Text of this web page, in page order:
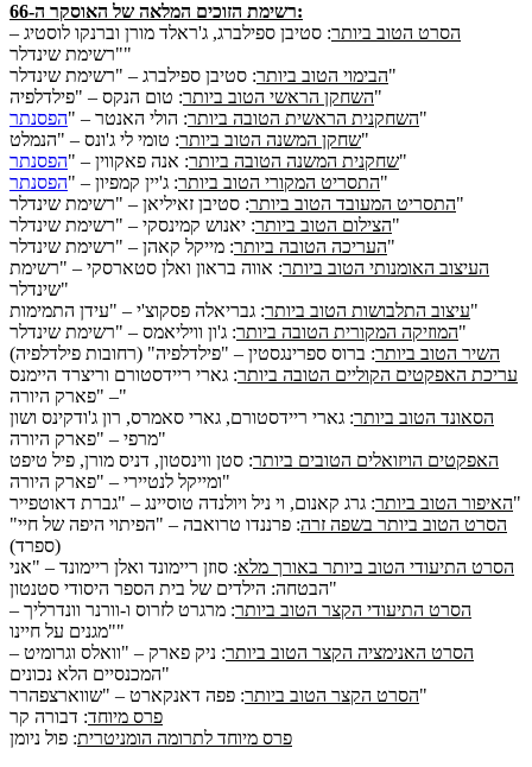
רשימת הזוכים המלאה של האוסקר ה-66:
הסרט הטוב ביותר: סטיבן ספילברג, ג'ראלד מורן וברנקו לוסטיג –
"רשימת שינדלר"
הבימוי הטוב ביותר: סטיבן ספילברג – "רשימת שינדלר"
השחקן הראשי הטוב ביותר: טום הנקס – "פילדלפיה"
השחקנית הראשית הטובה ביותר: הולי האנטר – "הפסנתר
"
שחקן המשנה הטוב ביותר: טומי לי ג'ונס – "הנמלט"
שחקנית המשנה הטובה ביותר: אנה פאקווין – "הפסנתר
"
התסריט המקורי הטוב ביותר: ג'יין קמפיון – "הפסנתר
"
התסריט המעובד הטוב ביותר: סטיבן זאיליאן – "רשימת שינדלר"
הצילום הטוב ביותר: יאנוש קמינסקי – "רשימת שינדלר"
העריכה הטובה ביותר: מייקל קאהן – "רשימת שינדלר"
העיצוב האומנותי הטוב ביותר: אווה בראון ואלן סטארסקי – "רשימת
שינדלר"
עיצוב התלבושות הטוב ביותר: גבריאלה פסקוצ'י – "עידן התמימות"
המוזיקה המקורית הטובה ביותר: ג'ון וויליאמס – "רשימת שינדלר"
השיר הטוב ביותר: ברוס ספרינגסטין – "פילדלפיה" (רחובות פילדלפיה)
עריכת האפקטים הקוליים הטובה ביותר: גארי ריידסטורם וריצרד היימנס
– "פארק היורה"
הסאונד הטוב ביותר: גארי ריידסטורם, גארי סאמרס, רון ג'ודקינס ושון
מרפי – "פארק היורה"
האפקטים הויזואלים הטובים ביותר: סטן ווינסטון, דניס מורן, פיל טיפט
ומייקל לנטיירי – "פארק היורה"
האיפור הטוב ביותר: גרג קאנום, וי ניל ויולנדה טוסיינג – "גברת דאוטפייר"
הסרט הטוב ביותר בשפה זרה: פרננדו טרואבה – "הפיתוי היפה של חיי"
(ספרד)
הסרט התיעודי הטוב ביותר באורך מלא: סוזן ריימונד ואלן ריימונד – "אני
הבטחה: הילדים של בית הספר היסודי סטנטון"
הסרט התיעודי הקצר הטוב ביותר: מרגרט לזרוס ו-וורנר וונדרליך –
"מגנים על חיינו"
הסרט האנימציה הקצר הטוב ביותר: ניק פארק – "וואלס וגרומיט –
המכנסיים הלא נכונים"
הסרט הקצר הטוב ביותר: פפה דאנקארט – "שווארצפהרר"
פרס מיוחד: דבורה קר
פרס מיוחד לתרומה הומניטרית: פול ניומן